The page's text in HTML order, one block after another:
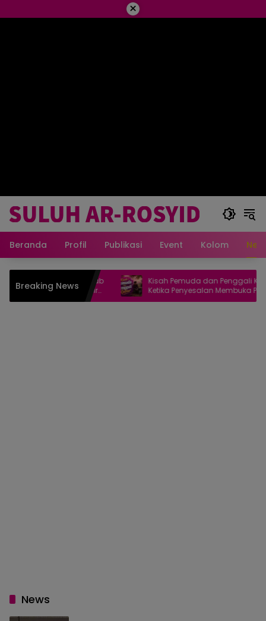
×
Beranda Profil Publikasi Event Kolom
Breaking News
Hati Menurut Kitab
Syekh Abdul Qadir
Kisah Pemuda dan Penggali Kubur:
Ketika Penyesalan Membuka Pintu
Ampunan
News